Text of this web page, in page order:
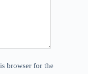
browser for the